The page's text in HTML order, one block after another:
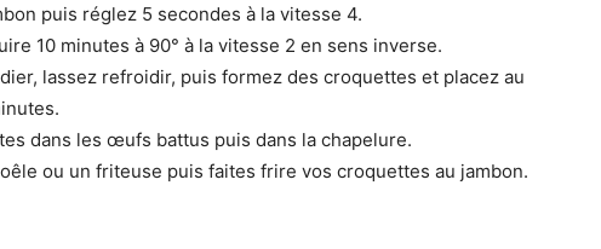
puis réglez 5 secondes à la vitesse 4.
10 minutes à 90° à la vitesse 2 en sens inverse.
lassez refroidir, puis formez des croquettes et placez au
dans les œufs battus puis dans la chapelure.
ou un friteuse puis faites frire vos croquettes au jambon.